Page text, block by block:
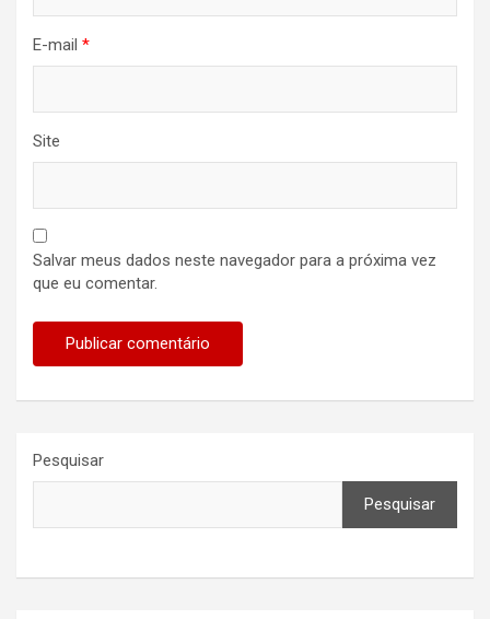
E-mail *
Site
Salvar meus dados neste navegador para a próxima vez
que eu comentar.
Pesquisar
Pesquisar